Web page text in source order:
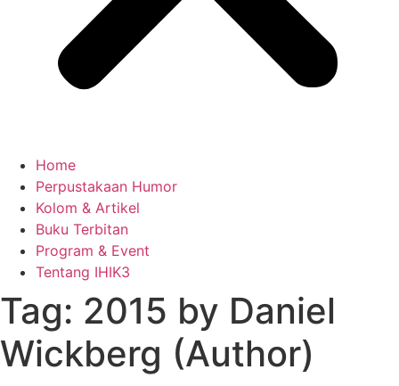
Home
Perpustakaan Humor
Kolom & Artikel
Buku Terbitan
Program & Event
Tentang IHIK3
Tag: 2015 by Daniel
Wickberg (Author)